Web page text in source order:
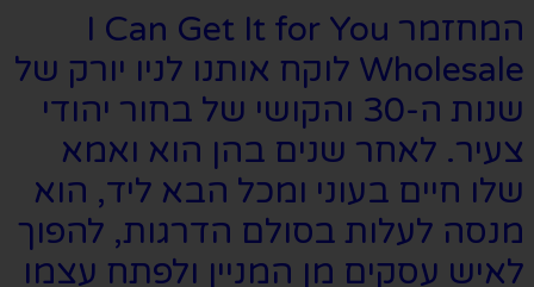
המחזמר I Can Get It for You
Wholesale לוקח אותנו לניו יורק של
שנות ה-30 והקושי של בחור יהודי
צעיר. לאחר שנים בהן הוא ואמא
שלו חיים בעוני ומכל הבא ליד, הוא
מנסה לעלות בסולם הדרגות, להפוך
לאיש עסקים מן המניין ולפתח עצמו